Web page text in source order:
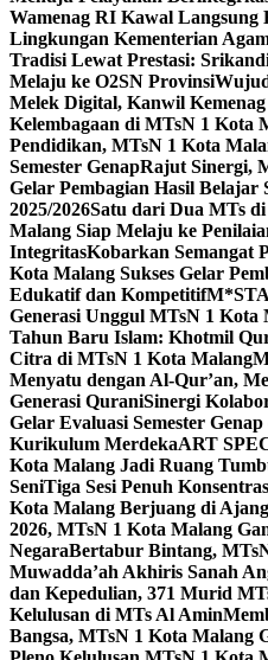
Wamenag RI Kawal
Lingkungan Kementerian
Tradisi Lewat Prestasi:
Melaju ke O2SN Provinsi
Melek Digital, Kanwil Kemenag
Kelembagaan di MTsN 1 Kota
Pendidikan, MTsN 1 Kota
Semester GenapRajut Sinergi,
Gelar Pembagian Hasil Belajar
2025/2026Satu dari Dua MTs
Malang Siap Melaju ke
IntegritasKobarkan Semangat
Kota Malang Sukses Gelar
Edukatif dan Kompetitif
Generasi Unggul MTsN 1 Kota
Tahun Baru Islam: Khotmil
Citra di MTsN 1 Kota Malang
Menyatu dengan Al-Qur’an,
Generasi QuraniSinergi
Gelar Evaluasi Semester
Kurikulum MerdekaART
Kota Malang Jadi Ruang
SeniTiga Sesi Penuh
Kota Malang Berjuang di
2026, MTsN 1 Kota Malang
NegaraBertabur Bintang,
Muwadda’ah Akhiris Sanah
dan Kepedulian, 371 Murid
Kelulusan di MTs Al Amin
Bangsa, MTsN 1 Kota Malang